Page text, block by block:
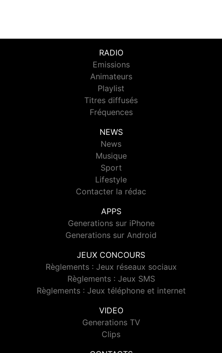
RADIO
Emissions
Animateurs
Playlist
Titres diffusés
Fréquences
NEWS
News
Musique
Sport
Lifestyle
Contacter la rédac
APPS
Generations sur iPhone
Generations sur Android
JEUX CONCOURS
Règlements : Jeux réseaux sociaux
Règlements : Jeux SMS
Règlements : Jeux téléphone et internet
VIDEO
Generations TV
Clips